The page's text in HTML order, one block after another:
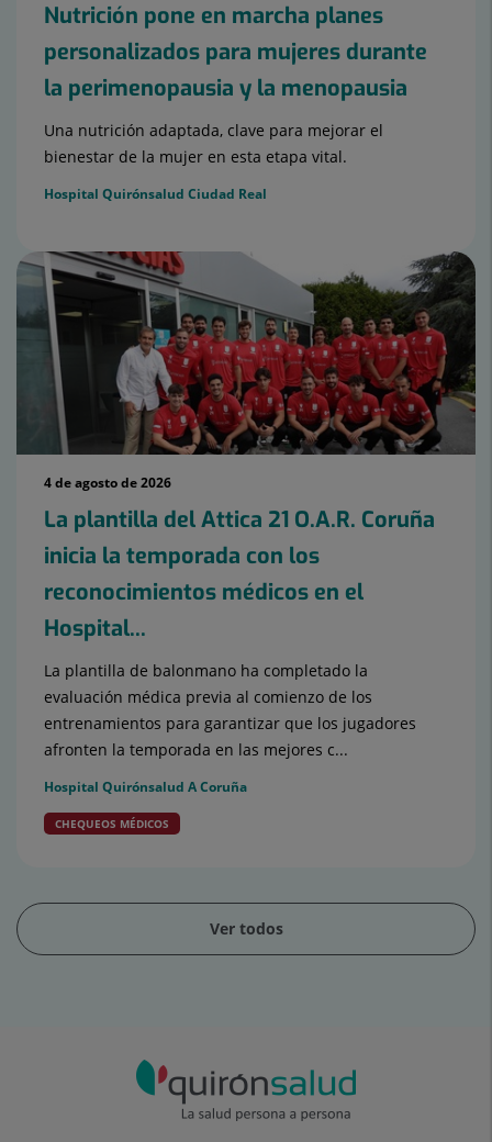
Nutrición pone en marcha planes
personalizados para mujeres durante
la perimenopausia y la menopausia
Una nutrición adaptada, clave para mejorar el
bienestar de la mujer en esta etapa vital.
Hospital Quirónsalud Ciudad Real
4 de agosto de 2026
La plantilla del Attica 21 O.A.R. Coruña
inicia la temporada con los
reconocimientos médicos en el
Hospital...
La plantilla de balonmano ha completado la
evaluación médica previa al comienzo de los
entrenamientos para garantizar que los jugadores
afronten la temporada en las mejores c...
Hospital Quirónsalud A Coruña
CHEQUEOS MÉDICOS
Ver todos